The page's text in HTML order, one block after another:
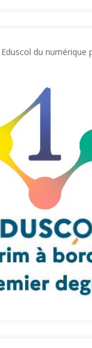
du numérique